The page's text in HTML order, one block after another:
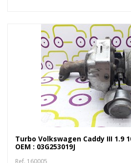
Turbo Volkswagen Caddy III 1.9
OEM : 03G253019J
Ref. 160005